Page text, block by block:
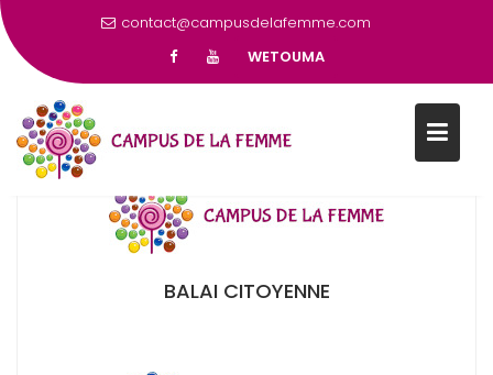
contact@campusdelafemme.com
WETOUMA
ASSOCIATIONS
CI : ASSOCIATIONS PARTENAIRES
BALAI CITOYENNE